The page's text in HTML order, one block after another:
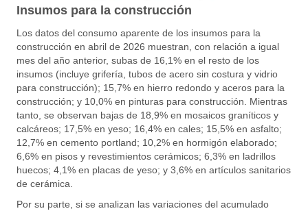
Insumos para la construcción
Los datos del consumo aparente de los insumos para la
construcción en abril de 2026 muestran, con relación a igual
mes del año anterior, subas de 16,1% en el resto de los
insumos (incluye grifería, tubos de acero sin costura y vidrio
para construcción); 15,7% en hierro redondo y aceros para la
construcción; y 10,0% en pinturas para construcción. Mientras
tanto, se observan bajas de 18,9% en mosaicos graníticos y
calcáreos; 17,5% en yeso; 16,4% en cales; 15,5% en asfalto;
12,7% en cemento portland; 10,2% en hormigón elaborado;
6,6% en pisos y revestimientos cerámicos; 6,3% en ladrillos
huecos; 4,1% en placas de yeso; y 3,6% en artículos sanitarios
de cerámica.
Por su parte, si se analizan las variaciones del acumulado